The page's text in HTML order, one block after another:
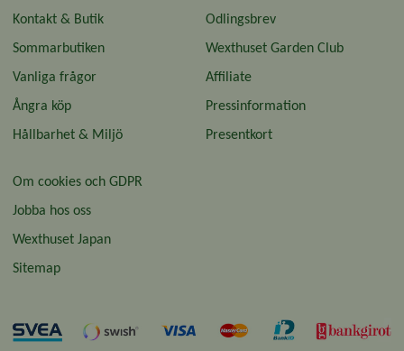
Kontakt & Butik
Sommarbutiken
Vanliga frågor
Ångra köp
Hållbarhet & Miljö
Odlingsbrev
Wexthuset Garden Club
Affiliate
Pressinformation
Presentkort
Om cookies och GDPR
Jobba hos oss
Wexthuset Japan
Sitemap